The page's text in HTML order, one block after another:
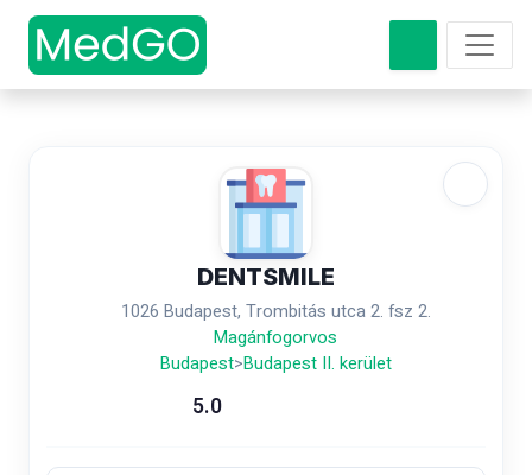
DENTSMILE
1026 Budapest, Trombitás utca 2. fsz 2.
Magánfogorvos
Budapest>Budapest II. kerület
5.0